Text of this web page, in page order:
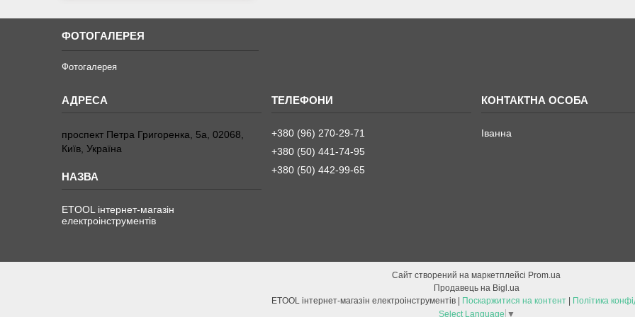
ФОТОГАЛЕРЕЯ
Фотогалерея
проспект Петра Григоренка, 5а, 02068,
Київ, Україна
ETOOL інтернет-магазін
електроінструментів
+380 (96) 270-29-71
+380 (50) 441-74-95
+380 (50) 442-99-65
Іванна
Сайт створений на маркетплейсі Prom.ua
Продавець на Bigl.ua
Поскаржитися на контент
Політика
Select Language ▼